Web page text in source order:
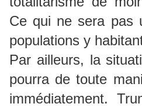
Ce qui ne sera pas
populations y
Par ailleurs, la
pourra de toute
immédiatement.